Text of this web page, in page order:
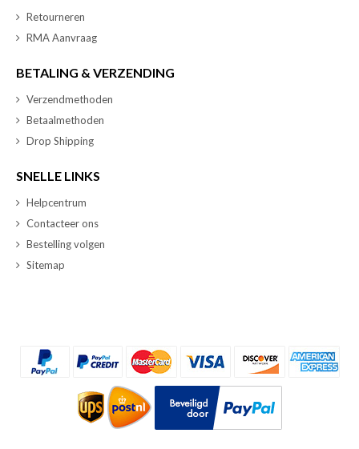
Retourneren
RMA Aanvraag
BETALING & VERZENDING
Verzendmethoden
Betaalmethoden
Drop Shipping
SNELLE LINKS
Helpcentrum
Contacteer ons
Bestelling volgen
Sitemap